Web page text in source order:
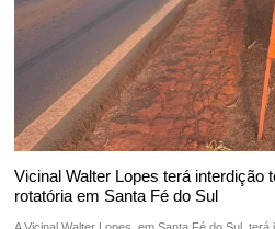
Vicinal Walter Lopes terá interdição
rotatória em Santa Fé do Sul